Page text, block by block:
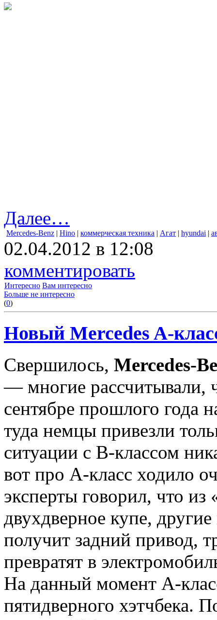
Далее…
Mercedes-Benz | Hino | коммерческая техника | Агат | hyundai |
02.04.2012 в 12:08
комментировать
Интересно Вам интересно
Больше не интересно
(0)
Новый Mercedes A-
Свершилось, Mercedes-
— многие рассчитывали,
сентябре прошлого года
туда немцы привезли
ситуации с В-классом
вот про А-класс ходило
эксперты говорил, что
двухдверное купе,
получит задний привод,
превратят в
На данный момент А-
пятидверного хэтчбека.